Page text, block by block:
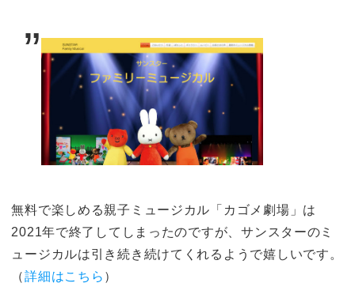
無料で楽しめる親子ミュージカル「カゴメ劇場」は
2021年で終了してしまったのですが、サンスターのミ
ュージカルは引き続き続けてくれるようで嬉しいです。
（詳細はこちら ）